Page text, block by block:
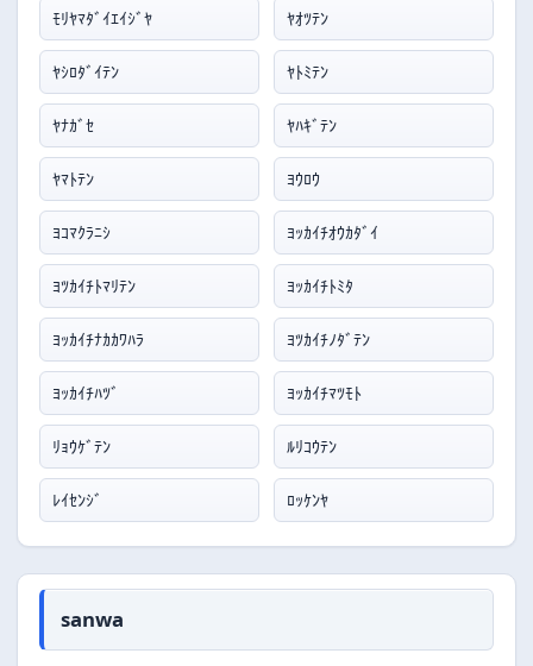
ﾓﾘﾔﾏﾀﾞｲｴｲｼﾞﾔ ﾔｵﾂﾃﾝ
ﾔｼﾛﾀﾞｲﾃﾝ ﾔﾄﾐﾃﾝ
ﾔﾅｶﾞｾ ﾔﾊｷﾞﾃﾝ
ﾔﾏﾄﾃﾝ ﾖｳﾛｳ
ﾖｺﾏｸﾗﾆｼ ﾖｯｶｲﾁｵｳｶﾀﾞｲ
ﾖﾂｶｲﾁﾄﾏﾘﾃﾝ ﾖｯｶｲﾁﾄﾐﾀ
ﾖｯｶｲﾁﾅｶｶﾜﾊﾗ ﾖﾂｶｲﾁﾉﾀﾞﾃﾝ
ﾖｯｶｲﾁﾊﾂﾞ ﾖｯｶｲﾁﾏﾂﾓﾄ
ﾘｮｳｹﾞﾃﾝ ﾙﾘｺｳﾃﾝ
ﾚｲｾﾝｼﾞ ﾛｯｹﾝﾔ
sanwa